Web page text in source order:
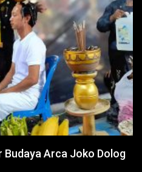
Budaya Arca Joko Dolog